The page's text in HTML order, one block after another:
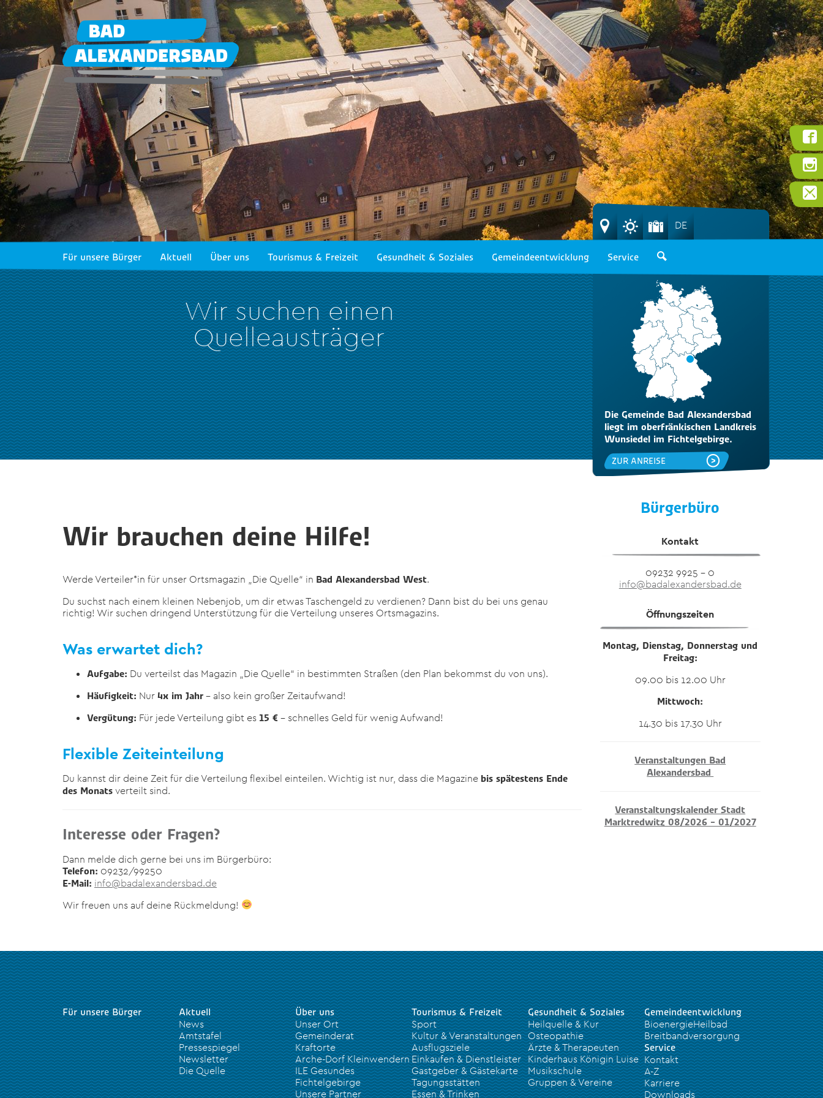
Für unsere Bürger Aktuell Über uns Tourismus & Freizeit Gesundheit & Soziales Gemeindeentwicklung Service
Wir suchen einen
Quelleausträger
DE
Die Gemeinde Bad Alexandersbad
liegt im oberfränkischen Landkreis
Wunsiedel im Fichtelgebirge.
ZUR ANREISE
Wir brauchen deine Hilfe!
Werde Verteiler*in für unser Ortsmagazin „Die Quelle“ in Bad Alexandersbad West.
Du suchst nach einem kleinen Nebenjob, um dir etwas Taschengeld zu verdienen? Dann bist du bei uns genau
richtig! Wir suchen dringend Unterstützung für die Verteilung unseres Ortsmagazins.
Was erwartet dich?
Aufgabe: Du verteilst das Magazin „Die Quelle“ in bestimmten Straßen (den Plan bekommst du von uns).
Häufigkeit: Nur 4x im Jahr – also kein großer Zeitaufwand!
Vergütung: Für jede Verteilung gibt es 15 € – schnelles Geld für wenig Aufwand!
Flexible Zeiteinteilung
Du kannst dir deine Zeit für die Verteilung flexibel einteilen. Wichtig ist nur, dass die Magazine bis spätestens Ende
des Monats verteilt sind.
Interesse oder Fragen?
Dann melde dich gerne bei uns im Bürgerbüro:
Telefon: 09232/99250
E-Mail: info@badalexandersbad.de
Wir freuen uns auf deine Rückmeldung!
Bürgerbüro
Kontakt
09232 9925 – 0
info@badalexandersbad.de
Öffnungszeiten
Montag, Dienstag, Donnerstag und
Freitag:
09.00 bis 12.00 Uhr
Mittwoch:
14.30 bis 17.30 Uhr
Veranstaltungen Bad
Alexandersbad
Veranstaltungskalender Stadt
Marktredwitz 08/2026 – 01/2027
Für unsere Bürger
Aktuell
News
Amtstafel
Pressespiegel
Newsletter
Die Quelle
Über uns
Unser Ort
Gemeinderat
Kraftorte
Arche-Dorf Kleinwendern
ILE Gesundes
Fichtelgebirge
Unsere Partner
Tourismus & Freizeit
Sport
Kultur & Veranstaltungen
Ausflugsziele
Einkaufen & Dienstleister
Gastgeber & Gästekarte
Tagungsstätten
Essen & Trinken
Gesundheit & Soziales
Heilquelle & Kur
Osteopathie
Ärzte & Therapeuten
Kinderhaus Königin Luise
Musikschule
Gruppen & Vereine
Gemeindeentwicklung
BioenergieHeilbad
Breitbandversorgung
Service
Kontakt
A-Z
Karriere
Downloads